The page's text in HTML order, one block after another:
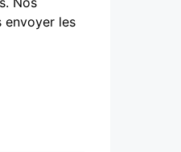
envoyer les